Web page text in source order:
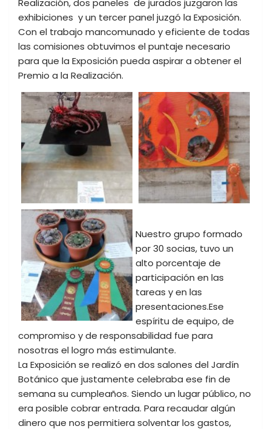
Realización, dos paneles de jurados juzgaron las
exhibiciones y un tercer panel juzgó la Exposición.
Con el trabajo mancomunado y eficiente de todas
las comisiones obtuvimos el puntaje necesario
para que la Exposición pueda aspirar a obtener el
Premio a la Realización.
Nuestro grupo formado
por 30 socias, tuvo un
alto porcentaje de
participación en las
tareas y en las
presentaciones.Ese
espíritu de equipo, de
compromiso y de responsabilidad fue para
nosotras el logro más estimulante.
La Exposición se realizó en dos salones del Jardín
Botánico que justamente celebraba ese fin de
semana su cumpleaños. Siendo un lugar público, no
era posible cobrar entrada. Para recaudar algún
dinero que nos permitiera solventar los gastos,